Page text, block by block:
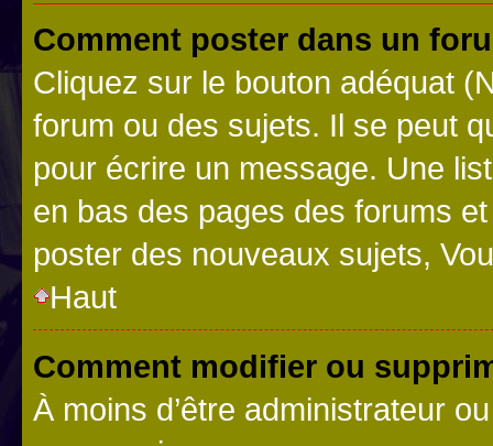
Comment poster dans un
Cliquez sur le bouton adéquat
forum ou des sujets. Il se peut
pour écrire un message. Une
en bas des pages des forums
poster des nouveaux sujets,
Haut
Comment modifier ou
À moins d’être administrateur